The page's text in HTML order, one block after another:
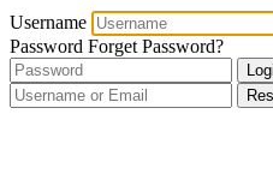
Username
Password Forget Password?